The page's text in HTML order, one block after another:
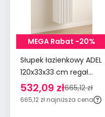
MEGA Rabat -20%
Słupek łazienkowy ADEL
120x33x33 cm regał
wiszący ryflowane
fronty biały
532,09 zł665,12 zł
665,12 zł najniższa cena